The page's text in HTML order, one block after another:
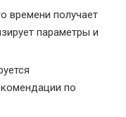
времени получает
параметры и
по